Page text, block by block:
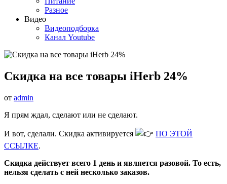
Разное
Видео
Видеоподборка
Канал Youtube
Скидка на все товары iHerb 24%
от admin
Я прям ждал, сделают или не сделают.
И вот, сделали. Скидка активируется
ПО ЭТОЙ
ССЫЛКЕ.
Скидка действует всего 1 день и является разовой. То есть,
нельзя сделать с ней несколько заказов.